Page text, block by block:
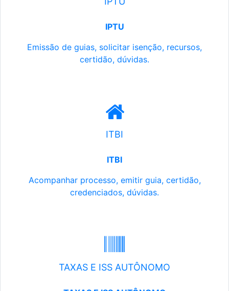
IPTU
Emissão de guias, solicitar isenção, recursos,
certidão, dúvidas.
ITBI
ITBI
Acompanhar processo, emitir guia, certidão,
credenciados, dúvidas.
TAXAS E ISS AUTÔNOMO